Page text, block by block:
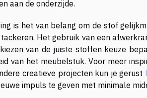
aan de onderzijde.
is het van belang om de stof
Het gebruik van een
van de juiste stoffen keuze
van het meubelstuk. Voor meer
creatieve projecten kun je gerust
impuls te geven met minimale